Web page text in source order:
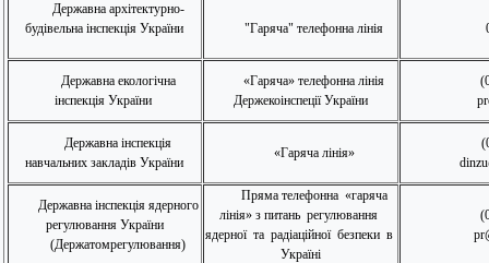
Державна архітектурно-
будівельна інспекція України
"Гаряча" телефонна лінія
Державна екологічна
інспекція України
«Гаряча» телефонна лінія
Держекоінспеції України
Державна інспекція
навчальних закладів України
«Гаряча лінія»
Державна інспекція ядерного
регулювання України
(Держатомрегулювання)
Пряма телефонна «гаряча
лінія» з питань регулювання
ядерної та радіаційної безпеки в
Україні